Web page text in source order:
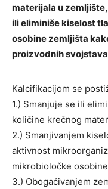
materijala u
ili eliminiše kiselost
osobine zemljišta
proizvodnih
Kalcifikacijom se
1.) Smanjuje se ili
količine krečnog
2.) Smanjivanjem
aktivnost
mikrobioločke
3.) Obogaćivanjem